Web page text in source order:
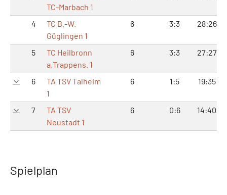
TC-Marbach 1
4
TC B.-W.
Güglingen 1
6 3:3 28:26
5
TC Heilbronn
a.Trappens. 1
6 3:3 27:27
6
TA TSV Talheim
1
6 1:5 19:35
7
TA TSV
Neustadt 1
6 0:6 14:40
Spielplan